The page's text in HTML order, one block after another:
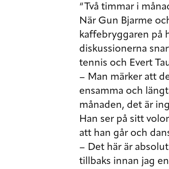
“Två timmar i
När Gun Bjarme
kaffebryggaren på
diskussionerna
tennis och Evert
– Man märker att
ensamma och
månaden, det är
Han ser på sitt
att han går och
– Det här är
tillbaks innan jag